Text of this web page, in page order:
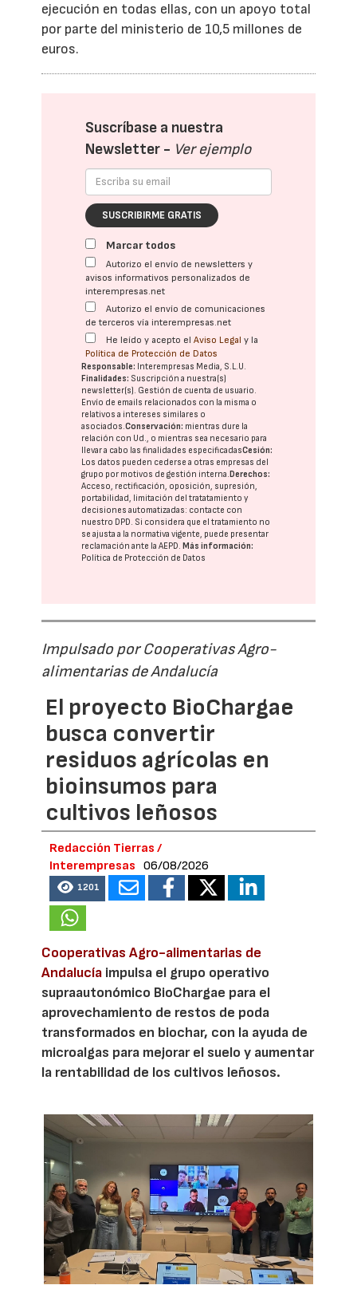
ejecución en todas ellas, con un apoyo total
por parte del ministerio de 10,5 millones de
euros.
Suscríbase a nuestra
Newsletter - Ver ejemplo
SUSCRIBIRME GRATIS
Marcar todos
Autorizo el envío de newsletters y
avisos informativos personalizados de
interempresas.net
Autorizo el envío de comunicaciones
de terceros vía interempresas.net
He leído y acepto elAviso Legal y la
Política de Protección de Datos
Responsable: Interempresas Media, S.L.U.
Finalidades: Suscripción a nuestra(s)
newsletter(s). Gestión de cuenta de usuario.
Envío de emails relacionados con la misma o
relativos a intereses similares o
asociados.Conservación: mientras dure la
relación con Ud., o mientras sea necesario para
llevar a cabo las finalidades especificadasCesión:
Los datos pueden cederse a otras empresas del
grupo por motivos de gestión interna.Derechos:
Acceso, rectificación, oposición, supresión,
portabilidad, limitación del tratatamiento y
decisiones automatizadas: contacte con
nuestro DPD. Si considera que el tratamiento no
se ajusta a la normativa vigente, puede presentar
reclamación ante laAEPD.Más información:
Política de Protección de Datos
Impulsado por Cooperativas Agro-
alimentarias de Andalucía
El proyecto BioChargae
busca convertir
residuos agrícolas en
bioinsumos para
cultivos leñosos
Redacción Tierras /
Interempresas
06/08/2026
1201
Cooperativas Agro-alimentarias de
Andalucía impulsa el grupo operativo
supraautonómico BioChargae para el
aprovechamiento de restos de poda
transformados en biochar, con la ayuda de
microalgas para mejorar el suelo y aumentar
la rentabilidad de los cultivos leñosos.